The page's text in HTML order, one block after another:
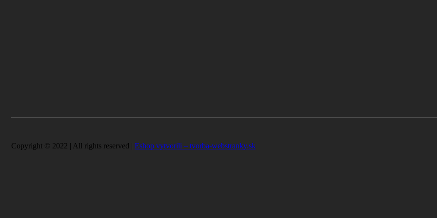
Copyright © 2022 | All rights reserved | Eshop vytvorili – tvorba-webstranky.sk